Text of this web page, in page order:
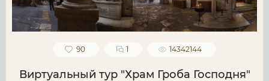
90 1 14342144
Виртуальный тур "Храм Гроба Господня"